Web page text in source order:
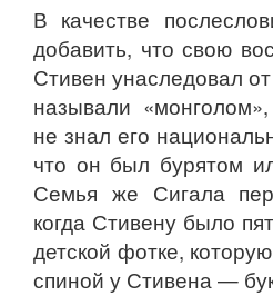
В качестве
добавить, что свою
Стивен унаследовал
называли
не знал его
что он был бурятом
Семья же Сигала
когда Стивену было
детской фотке,
спиной у Стивена —